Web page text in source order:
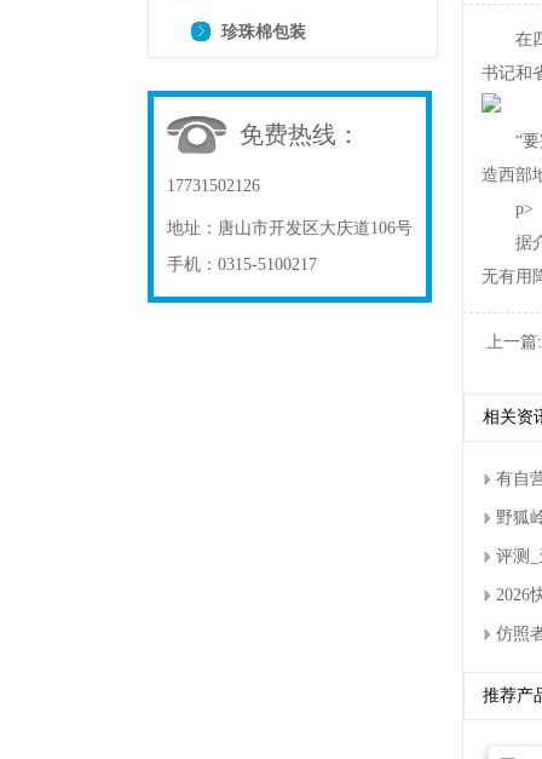
珍珠棉包装
免费热线：
17731502126
地址： 唐山市开发区大庆道106号
手机： 0315-5100217
在四
书记和
“要完
造西部
p>
据介
无有用
上一篇:
相关资
有自
野狐
评测
2026
仿照
推荐产